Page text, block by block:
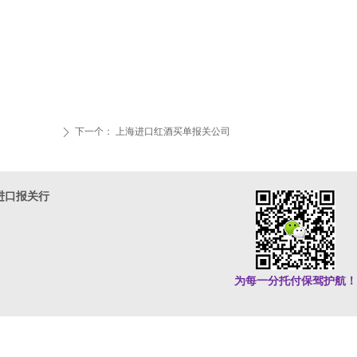
ꄲ 下一个： 上海进口红酒买单报关公司
口报关行
为每一分托付保驾护航！